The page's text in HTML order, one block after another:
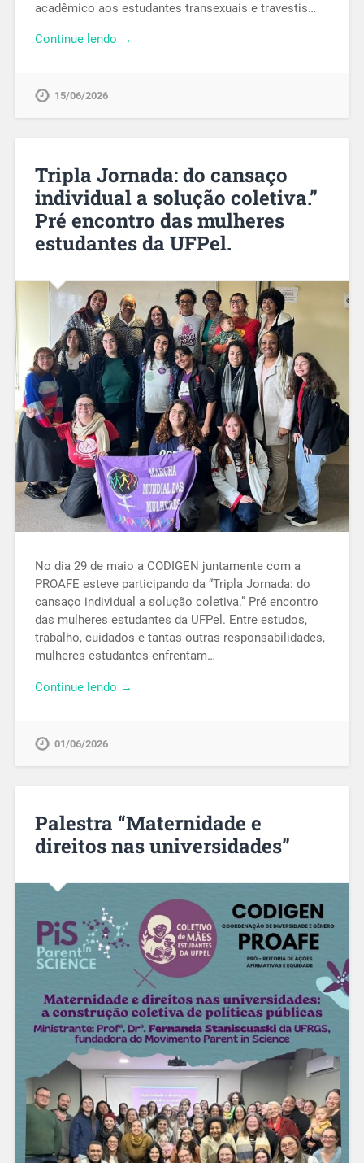
acadêmico aos estudantes transexuais e travestis…
Continue lendo →
15/06/2026
Tripla Jornada: do cansaço
individual a solução coletiva.”
Pré encontro das mulheres
estudantes da UFPel.
No dia 29 de maio a CODIGEN juntamente com a
PROAFE esteve participando da “Tripla Jornada: do
cansaço individual a solução coletiva.” Pré encontro
das mulheres estudantes da UFPel. Entre estudos,
trabalho, cuidados e tantas outras responsabilidades,
mulheres estudantes enfrentam…
Continue lendo →
01/06/2026
Palestra “Maternidade e
direitos nas universidades”